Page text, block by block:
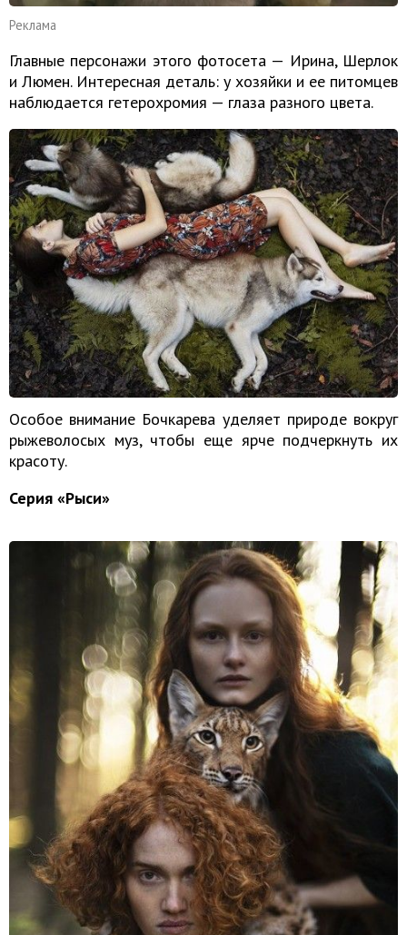
Реклама
Главные персонажи этого фотосета — Ирина, Шерлок
и Люмен. Интересная деталь: у хозяйки и ее питомцев
наблюдается гетерохромия — глаза разного цвета.
Особое внимание Бочкарева уделяет природе вокруг
рыжеволосых муз, чтобы еще ярче подчеркнуть их
красоту.
Серия «Рыси»